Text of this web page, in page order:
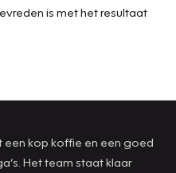
is met het resultaat
kop koffie en een goed
Het team staat klaar